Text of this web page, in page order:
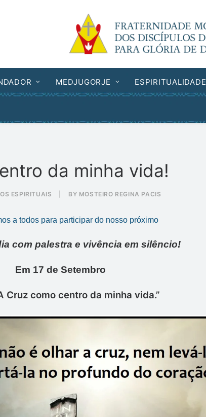
MEDJUGORJE ESPIRITUALIDADE
da minha vida!
ESPIRITUAIS BY MOSTEIRO REGINA PACIS
a todos para participar do nosso próximo
com palestra e vivência em silêncio!
Em 17 de Setembro
Cruz como centro da minha vida.”